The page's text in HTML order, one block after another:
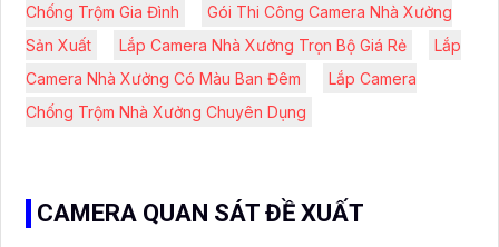
Chống Trộm Gia Đình
Gói Thi Công Camera Nhà Xưởng
Sản Xuất
Lắp Camera Nhà Xưởng Trọn Bộ Giá Rẻ
Lắp
Camera Nhà Xưởng Có Màu Ban Đêm
Lắp Camera
Chống Trộm Nhà Xưởng Chuyên Dụng
CAMERA QUAN SÁT ĐỀ XUẤT